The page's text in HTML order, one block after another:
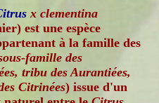
x clementina
est une espèce
à la famille des
famille des
tribu des Aurantiées,
Citrinées) issue d'un